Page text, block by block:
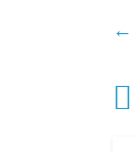
←